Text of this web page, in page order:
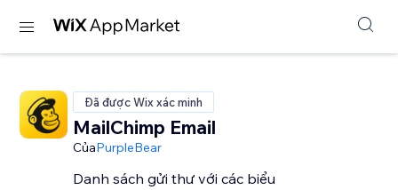
Đã được Wix xác minh
MailChimp Email
CủaPurpleBear
Danh sách gửi thư với các biểu